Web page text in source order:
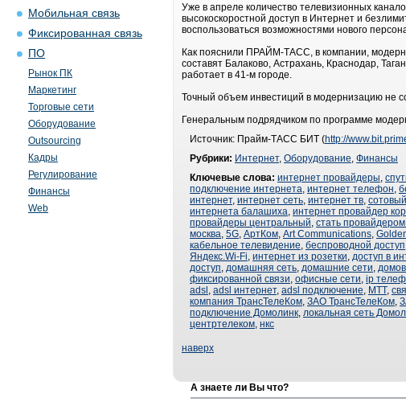
Мобильная связь
Фиксированная связь
ПО
Рынок ПК
Маркетинг
Торговые сети
Оборудование
Outsourcing
Кадры
Регулирование
Финансы
Web
Уже в апреле количество телевизионных
высокоскоростной доступ в Интернет и
воспользоваться возможностями нового
Как пояснили ПРАЙМ-ТАСС, в компании,
составят Балаково, Астрахань, Краснодар,
работает в 41-м городе.
Точный объем инвестиций в модернизацию не
Генеральным подрядчиком по программе
Источник: Прайм-ТАСС БИТ (http://
Рубрики: Интернет, Оборудование, Финансы
Ключевые слова: интернет провайдеры,
подключение интернета, интернет телефон,
интернет, интернет сеть, интернет тв,
интернета балашиха, интернет провайдер
провайдеры центральный, стать
москва, 5G, АртКом, Art Communications,
кабельное телевидение, беспроводной доступ
Яндекс.Wi-Fi, интернет из розетки, доступ в
доступ, домашняя сеть, домашние сети,
фиксированной связи, офисные сети, ip
adsl , adsl интернет, adsl подключение, МТТ,
компания ТрансТелеКом, ЗАО ТрансТелеКом,
подключение Домолинк, локальная сеть
центртелеком, нкс
наверх
А знаете ли Вы что?